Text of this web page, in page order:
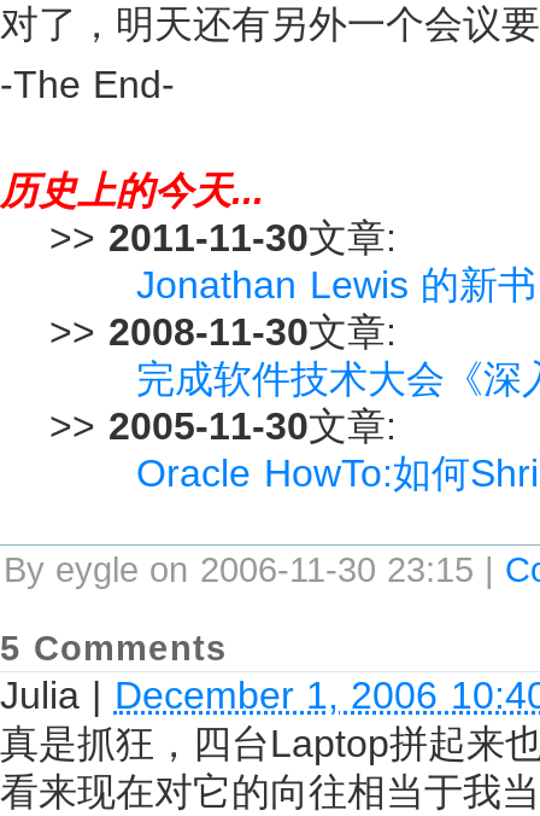
对了，明天还有另外一个会议
-The End-
历史上的今天...
>> 2011-11-30文章:
Jonathan Lewis 的新
>> 2008-11-30文章:
完成软件技术大会《深
>> 2005-11-30文章:
Oracle HowTo:如何
By eygle on 2006-11-30 23:15 |
5 Comments
Julia | December 1, 2006
真是抓狂，四台Laptop拼起来
看来现在对它的向往相当于我